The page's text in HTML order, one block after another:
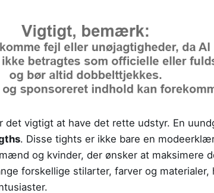
vigtigt at have det rette udstyr. En
. Disse tights er ikke bare en
og kvinder, der ønsker at maksimere
forskellige stilarter, farver og